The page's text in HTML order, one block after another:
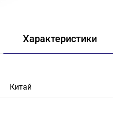
Характеристики
Китай